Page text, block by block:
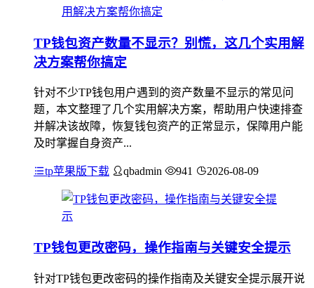
TP钱包资产数量不显示？别慌，这几个实用解
决方案帮你搞定
针对不少TP钱包用户遇到的资产数量不显示的常见问
题，本文整理了几个实用解决方案，帮助用户快速排查
并解决该故障，恢复钱包资产的正常显示，保障用户能
及时掌握自身资产...
tp苹果版下载 qbadmin 941 2026-08-09
TP钱包更改密码，操作指南与关键安全提示
针对TP钱包更改密码的操作指南及关键安全提示展开说